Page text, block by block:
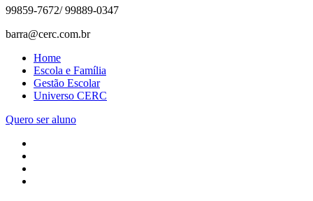
99859-7672/ 99889-0347
barra@cerc.com.br
Home
Escola e Família
Gestão Escolar
Universo CERC
Quero ser aluno